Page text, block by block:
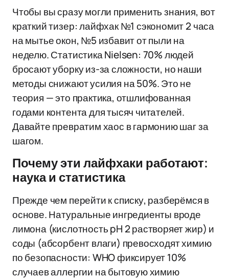
Чтобы вы сразу могли применить знания, вот
краткий тизер: лайфхак №1 сэкономит 2 часа
на мытье окон, №5 избавит от пыли на
неделю. Статистика Nielsen: 70% людей
бросают уборку из-за сложности, но наши
методы снижают усилия на 50%. Это не
теория — это практика, отшлифованная
годами контента для тысяч читателей.
Давайте превратим хаос в гармонию шаг за
шагом.
Почему эти лайфхаки работают:
наука и статистика
Прежде чем перейти к списку, разберёмся в
основе. Натуральные ингредиенты вроде
лимона (кислотность pH 2 растворяет жир) и
соды (абсорбент влаги) превосходят химию
по безопасности: WHO фиксирует 10%
случаев аллергии на бытовую химию